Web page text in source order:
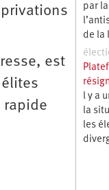
est
rapide
par
de la
l y a
la
les